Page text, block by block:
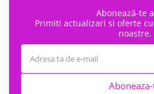
Abonează-te
Primiti actualizari si oferte
noastre.